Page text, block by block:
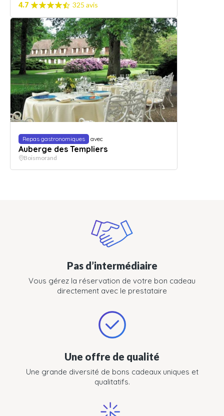
4.7
325 avis
Repas gastronomiques avec
Auberge des Templiers
Boismorand
Pas d’intermédiaire
Vous gérez la réservation de votre bon cadeau
directement avec le prestataire
Une offre de qualité
Une grande diversité de bons cadeaux uniques et
qualitatifs.